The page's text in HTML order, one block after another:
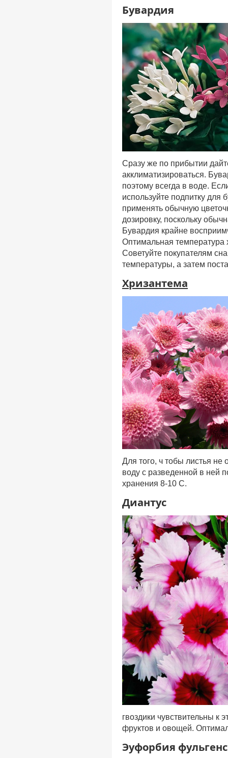
Бувардия
Сразу же по прибытии
акклиматизироваться.
поэтому всегда в воде.
используйте подпитку
применять обычную
дозировку, поскольку
Бувардия крайне
Оптимальная температура
Советуйте покупателям
температуры, а затем
Хризантема
Для того, ч тобы листья
воду с разведенной в ней
хранения 8-10 С.
Диантус
гвоздики чувствительны к
фруктов и овощей.
Эуфорбия фульгенс